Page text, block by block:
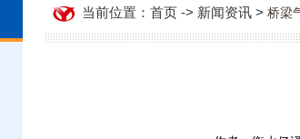
当前位置：首页 -> 新闻资讯 > 桥梁